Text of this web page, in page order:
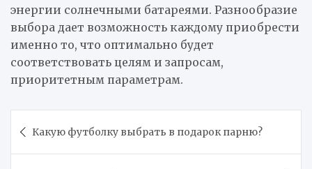
энергии солнечными батареями. Разнообразие
выбора дает возможность каждому приобрести
именно то, что оптимально будет
соответствовать целям и запросам,
приоритетным параметрам.
по Какую футболку выбрать в подарок парню?